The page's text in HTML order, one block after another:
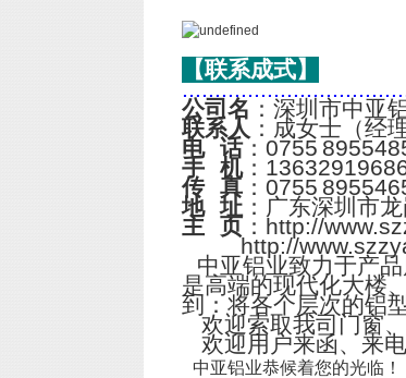
【联系成式】
公司名 ：深圳市中亚
联系人 ：成女士（经理
电 话：0755
手 机：
传 真：0755
地 址：广东深圳市
主 页：http://
http://
中亚铝业致力于产
是高端的现代化大楼
到：将各个层次的铝
欢迎索取我司门窗
欢迎用户来函、来
中亚铝业恭候着您的光临！